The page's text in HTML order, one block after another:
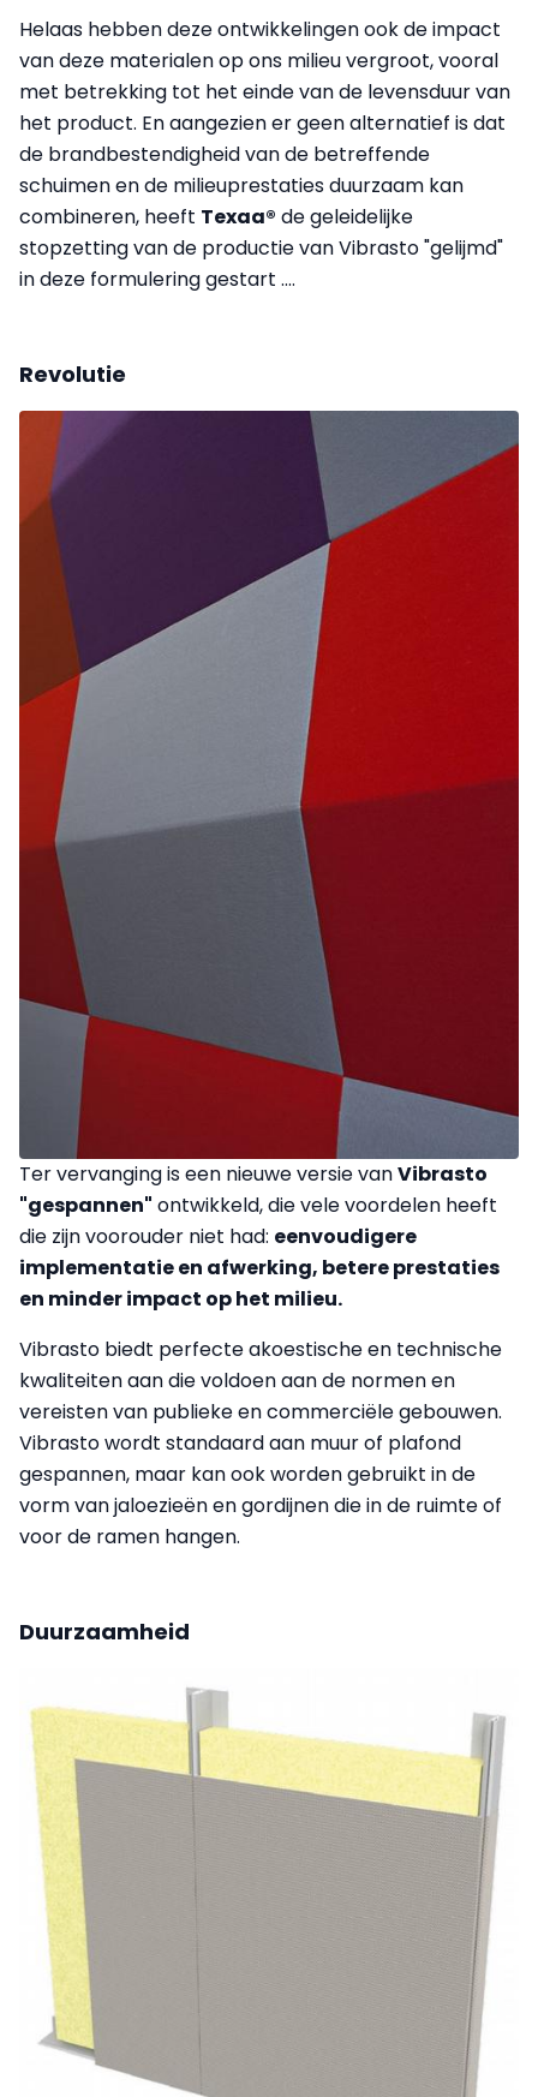
Helaas hebben deze ontwikkelingen ook de impact
van deze materialen op ons milieu vergroot, vooral
met betrekking tot het einde van de levensduur van
het product. En aangezien er geen alternatief is dat
de brandbestendigheid van de betreffende
schuimen en de milieuprestaties duurzaam kan
combineren, heeft Texaa® de geleidelijke
stopzetting van de productie van Vibrasto "gelijmd"
in deze formulering gestart ....
Revolutie
Ter vervanging is een nieuwe versie vanVibrasto
"gespannen" ontwikkeld, die vele voordelen heeft
die zijn voorouder niet had: eenvoudigere
implementatie en afwerking, betere prestaties
en minder impact op het milieu.
Vibrasto biedt perfecte akoestische en technische
kwaliteiten aan die voldoen aan de normen en
vereisten van publieke en commerciële gebouwen.
Vibrasto wordt standaard aan muur of plafond
gespannen, maar kan ook worden gebruikt in de
vorm van jaloezieën en gordijnen die in de ruimte of
voor de ramen hangen.
Duurzaamheid